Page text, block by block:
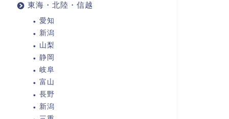
東海・北陸・信越
愛知
新潟
山梨
静岡
岐阜
富山
長野
新潟